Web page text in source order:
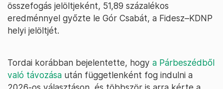
összefogás jelöltjeként, 51,89 százalékos
eredménnyel győzte le Gór Csabát, a Fidesz–KDNP
helyi jelöltjét.
Tordai korábban bejelentette, hogy a Párbeszédből
való távozása után függetlenként fog indulni a